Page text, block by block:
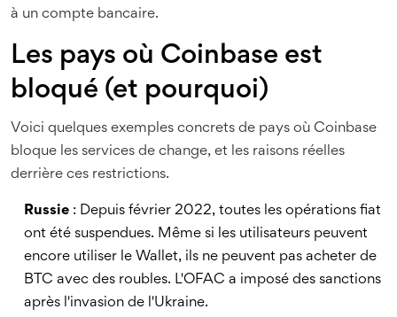
à un compte bancaire.
Les pays où Coinbase est
bloqué (et pourquoi)
Voici quelques exemples concrets de pays où Coinbase
bloque les services de change, et les raisons réelles
derrière ces restrictions.
Russie : Depuis février 2022, toutes les opérations fiat
ont été suspendues. Même si les utilisateurs peuvent
encore utiliser le Wallet, ils ne peuvent pas acheter de
BTC avec des roubles. L'OFAC a imposé des sanctions
après l'invasion de l'Ukraine.